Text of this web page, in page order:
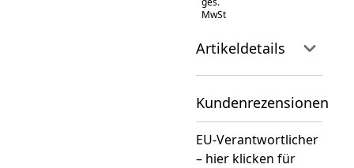
MwSt
Artikeldetails
Kundenrezensionen
EU-Verantwortlicher
– hier klicken für